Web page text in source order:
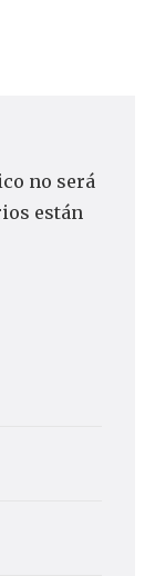
no será
están